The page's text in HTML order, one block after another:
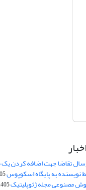
تقاضا جهت اضافه کردن یک
به پایگاه اسکوپوس27
مصنوعی مجله ژئوپلیتیک02-22